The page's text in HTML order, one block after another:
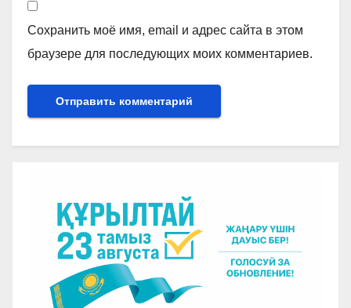
Сохранить моё имя, email и адрес сайта в этом
браузере для последующих моих комментариев.